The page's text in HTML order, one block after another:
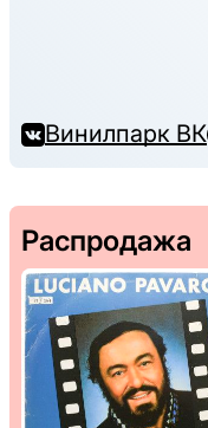
Винилпарк ВК
Распродажа